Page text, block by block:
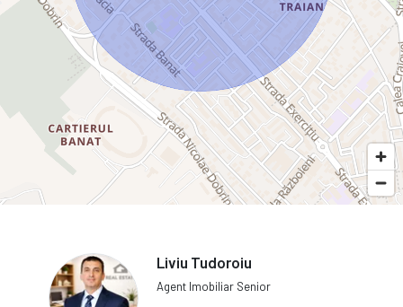
Liviu Tudoroiu
Agent Imobiliar Senior